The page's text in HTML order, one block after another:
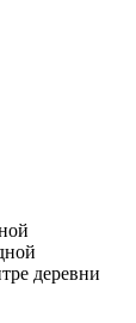
деревни